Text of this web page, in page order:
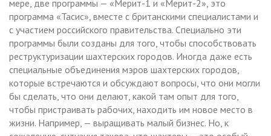
мере, две программы — «Мерит-1 и «Мерит-2», это
программа «Тасис», вместе с британскими специалистами и
с участием российского правительства. Специально эти
программы были созданы для того, чтобы способствовать
реструктуризации шахтерских городов. Иногда даже есть
специальные объединения мэров шахтерских городов,
которые встречаются и обсуждают вопросы, что они могли
бы сделать, что они делают, какой там опыт для того,
чтобы пристраивать рабочих, находить им новое место в
жизни. Например, — выращивать малый бизнес. Но, к